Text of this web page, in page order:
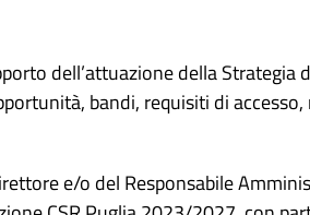
dell’attuazione della Strategia
bandi, requisiti di
e/o del Responsabile